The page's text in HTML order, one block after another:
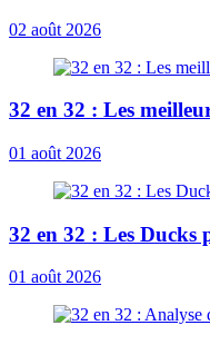
02 août 2026
32 en 32 : Les
01 août 2026
32 en 32 : Les Ducks
01 août 2026